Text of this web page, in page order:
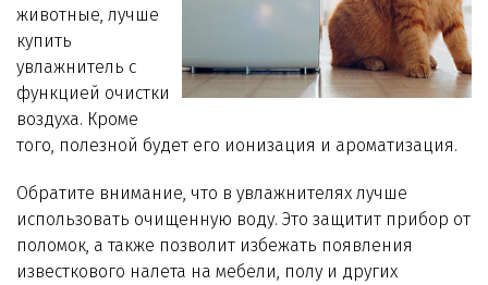
животные, лучше
купить
увлажнитель с
функцией очистки
воздуха. Кроме
того, полезной будет его ионизация и ароматизация.
Обратите внимание, что в увлажнителях лучше
использовать очищенную воду. Это защитит прибор от
поломок, а также позволит избежать появления
известкового налета на мебели, полу и других